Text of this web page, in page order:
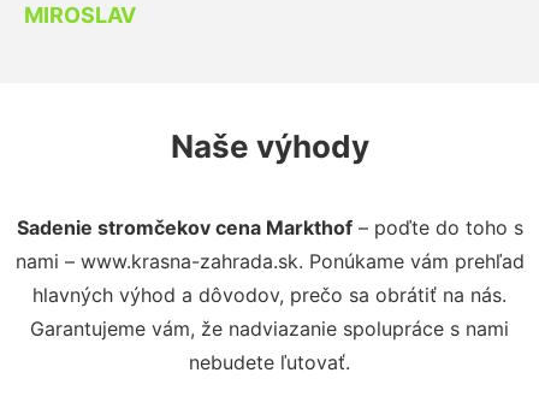
MIROSLAV
Naše výhody
Sadenie stromčekov cena Markthof– poďte do toho s
nami – www.krasna-zahrada.sk. Ponúkame vám prehľad
hlavných výhod a dôvodov, prečo sa obrátiť na nás.
Garantujeme vám, že nadviazanie spolupráce s nami
nebudete ľutovať.